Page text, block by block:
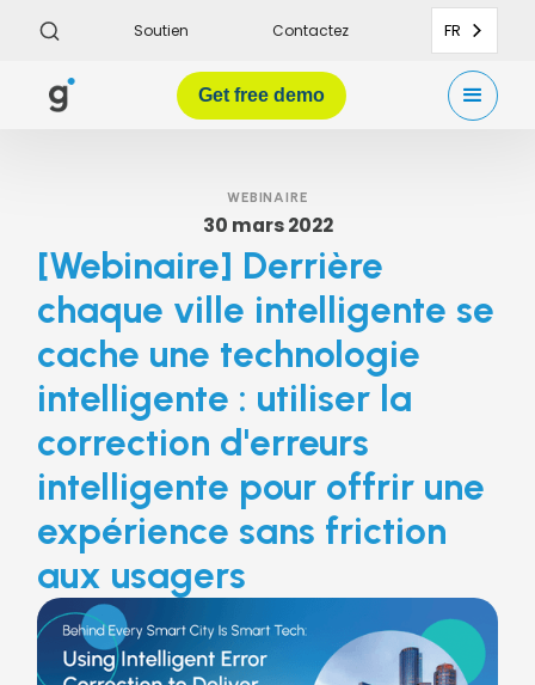
Soutien Contactez FR
Get free demo
WEBINAIRE
30 mars 2022
[Webinaire] Derrière
chaque ville intelligente se
cache une technologie
intelligente : utiliser la
correction d'erreurs
intelligente pour offrir une
expérience sans friction
aux usagers